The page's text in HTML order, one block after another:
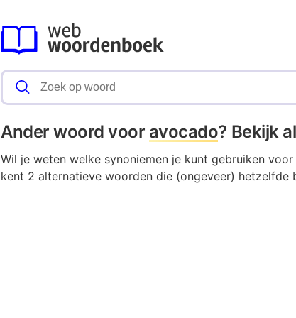
Ander woord voor avocado? Bekijk
Wil je weten welke synoniemen je kunt gebruiken
kent 2 alternatieve woorden die (ongeveer) hetzelfde